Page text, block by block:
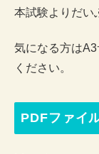
本試験よりだい
気になる方は
ください。
PDFファイ